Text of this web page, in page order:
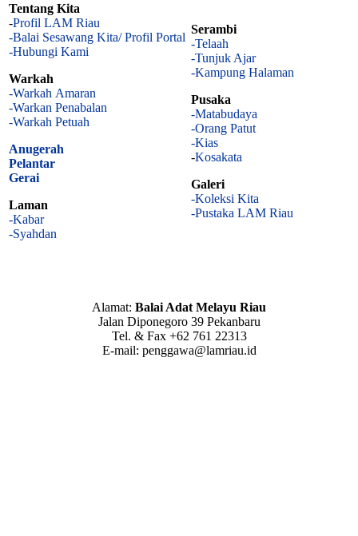
Tentang Kita
-Profil LAM Riau
-Balai Sesawang Kita/ Profil Portal
-Hubungi Kami
Warkah
-Warkah Amaran
-Warkan Penabalan
-Warkah Petuah
Anugerah
Pelantar
Gerai
Laman
-Kabar
-Syahdan
Serambi
-Telaah
-Tunjuk Ajar
-Kampung Halaman
Pusaka
-Matabudaya
-Orang Patut
-Kias
-Kosakata
Galeri
-Koleksi Kita
-Pustaka LAM Riau
Alamat: Balai Adat Melayu Riau
Jalan Diponegoro 39 Pekanbaru
Tel. & Fax +62 761 22313
E-mail: penggawa@lamriau.id